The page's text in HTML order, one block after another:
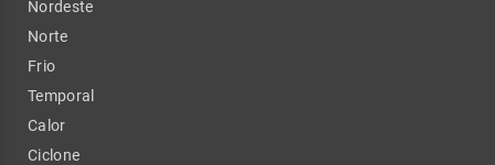
Nordeste
Norte
Frio
Temporal
Calor
Ciclone